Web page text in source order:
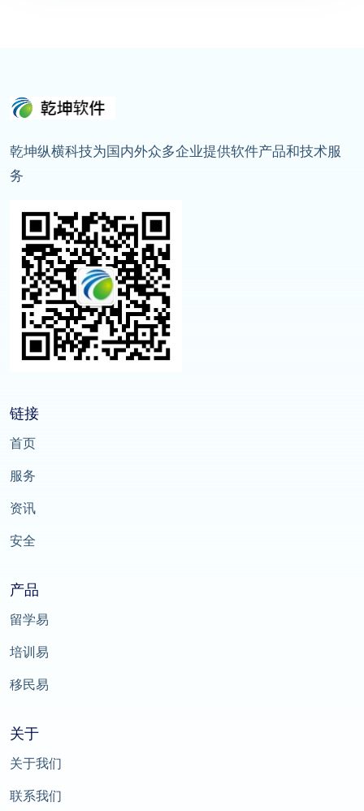
乾坤纵横科技为国内外众多企业提供软件产品和技术服
务
链接
首页
服务
资讯
安全
产品
留学易
培训易
移民易
关于
关于我们
联系我们